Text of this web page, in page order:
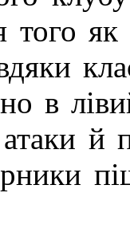
того
в
атаки